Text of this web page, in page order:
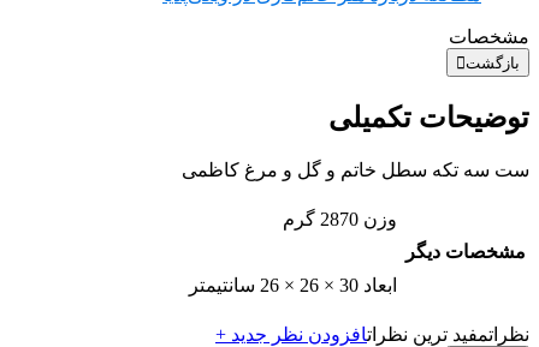
مشخصات
بازگشت
توضیحات تکمیلی
ست سه تکه سطل خاتم و گل و مرغ کاظمی
مشخصات دیگر
وزن 2870 گرم
ابعاد 30 × 26 × 26 سانتیمتر
نظراتمفید ترین نظراتافزودن نظر جدید +